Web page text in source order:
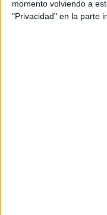
momento volviendo a
"Privacidad" en la parte
recibir dicho
circunstancia, incluso